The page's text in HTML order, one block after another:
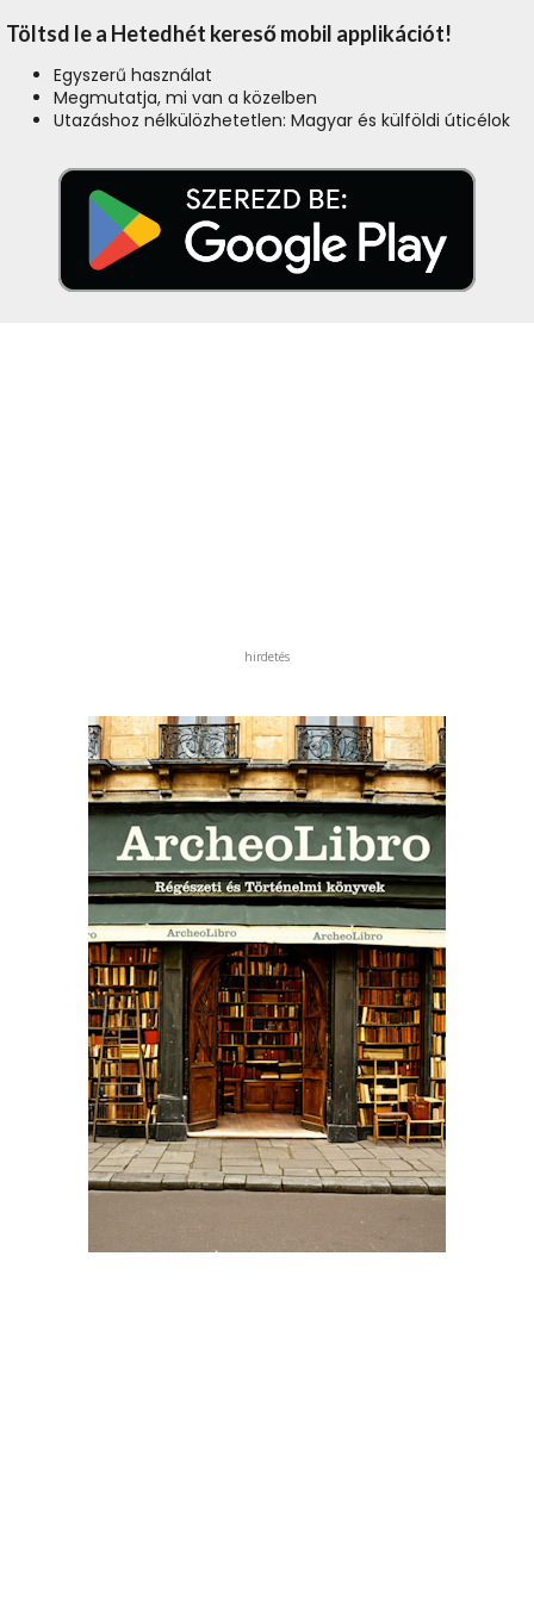
Töltsd le a Hetedhét kereső mobil applikációt!
Egyszerű használat
Megmutatja, mi van a közelben
Utazáshoz nélkülözhetetlen: Magyar és külföldi úticélok
hirdetés